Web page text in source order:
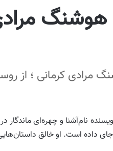
هوشنگ
مرادی کرمانی ؛ از
نام‌آشنا و چهره‌ای
جای داده است. او خالق